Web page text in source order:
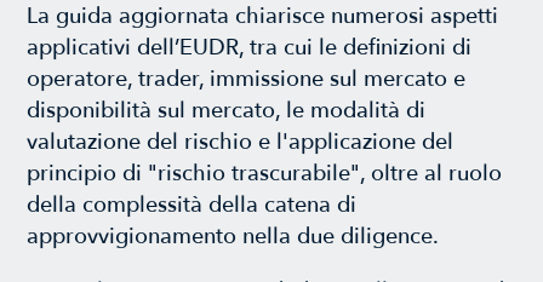
La guida aggiornata chiarisce numerosi aspetti
applicativi dell’EUDR, tra cui le definizioni di
operatore, trader, immissione sul mercato e
disponibilità sul mercato, le modalità di
valutazione del rischio e l'applicazione del
principio di "rischio trascurabile", oltre al ruolo
della complessità della catena di
approvvigionamento nella due diligence.